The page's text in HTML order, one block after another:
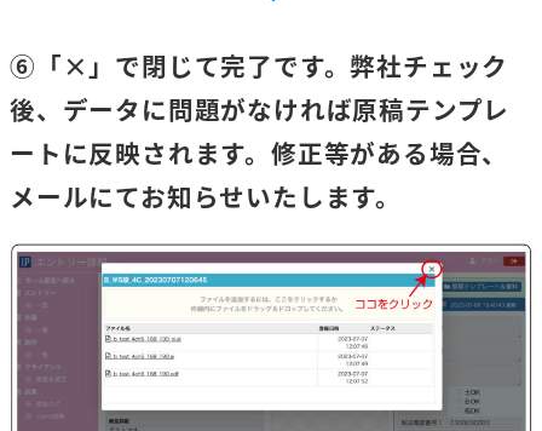
⑥「×」で閉じて完了です。弊社チェック
後、データに問題がなければ原稿テンプレ
ートに反映されます。修正等がある場合、
メールにてお知らせいたします。